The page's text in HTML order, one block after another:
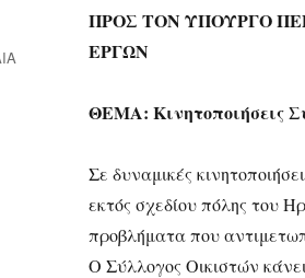
ΠΡΟΣ ΤΟΝ ΥΠΟΥΡΓΟ
ΕΡΓΩΝ
ΘΕΜΑ: Κινητοποιήσεις
Σε δυναμικές
εκτός σχεδίου πόλης του
προβλήματα που
Ο Σύλλογος Οικιστών